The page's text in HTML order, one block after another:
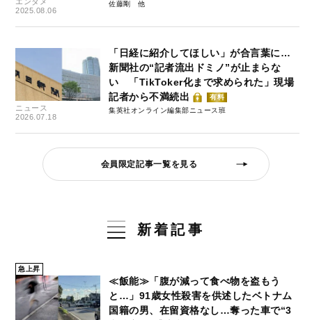
2025.08.06
佐藤剛
ニュース
2026.07.18
「日経に紹介してほしい」が合言葉に…
新聞社の“記者流出ドミノ”が止まらな
い 「TikToker化まで求められた」現場
記者から不満続出
有料
集英社オンライン編集部ニュース班
会員限定記事一覧を見る
新着記事
急上昇
≪飯能≫「腹が減って食べ物を盗もう
と…」91歳女性殺害を供述したベトナム
国籍の男、在留資格なし…奪った車で“3